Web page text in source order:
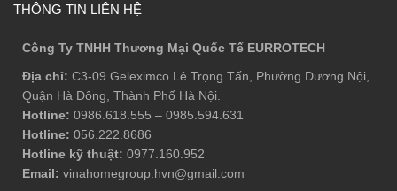
THÔNG TIN LIÊN HỆ
Công Ty TNHH Thương Mại Quốc Tế EURROTECH
Địa chỉ: C3-09 Geleximco Lê Trọng Tấn, Phường Dương Nội,
Quận Hà Đông, Thành Phố Hà Nội.
Hotline: 0986.618.555 – 0985.594.631
Hotline: 056.222.8686
Hotline kỹ thuật: 0977.160.952
Email: vinahomegroup.hvn@gmail.com